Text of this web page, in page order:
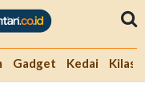
Gadget Kedai Kilas